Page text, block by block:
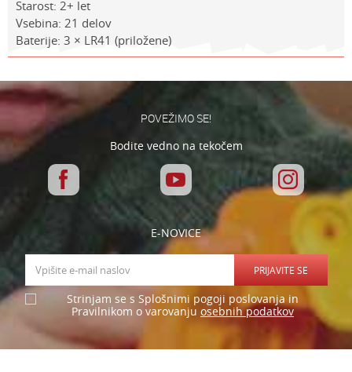
Starost: 2+ let
Vsebina: 21 delov
Baterije: 3 × LR41 (priložene)
Lastnosti
Vrednost
Kategorija
LEGO DUPLO
Znamke
Lego
Spol
Univerzalno
Starost
1-3 leta
Sporočilo
Varnostno vprašanje: Koliko je 6 - 1 :
POVEŽIMO SE!
Bodite vedno na tekočem
E-NOVICE
PRIJAVITE SE
Strinjam se s Splošnimi pogoji poslovanja in
Pravilnikom o varovanju osebnih podatkov